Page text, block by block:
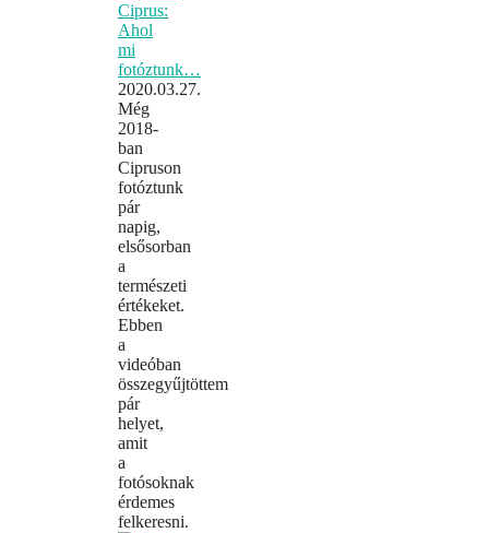
Ciprus:
Ahol
mi
fotóztunk…
2020.03.27.
Még
2018-
ban
Cipruson
fotóztunk
pár
napig,
elsősorban
a
természeti
értékeket.
Ebben
a
videóban
összegyűjtöttem
pár
helyet,
amit
a
fotósoknak
érdemes
felkeresni.